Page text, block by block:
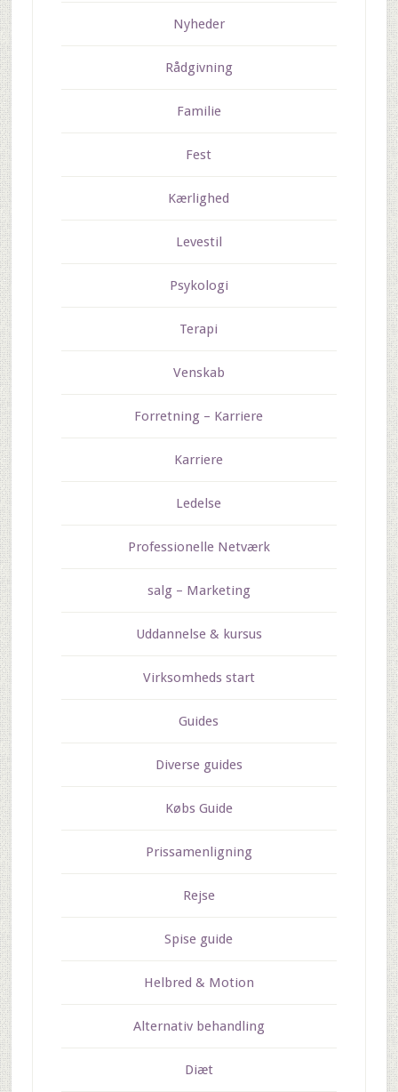
Nyheder
Rådgivning
Familie
Fest
Kærlighed
Levestil
Psykologi
Terapi
Venskab
Forretning – Karriere
Karriere
Ledelse
Professionelle Netværk
salg – Marketing
Uddannelse & kursus
Virksomheds start
Guides
Diverse guides
Købs Guide
Prissamenligning
Rejse
Spise guide
Helbred & Motion
Alternativ behandling
Diæt